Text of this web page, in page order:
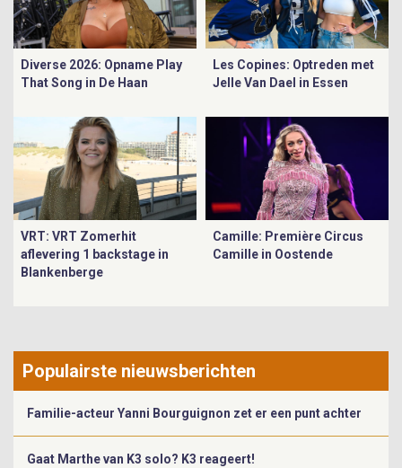
Diverse 2026: Opname Play
That Song in De Haan
Les Copines: Optreden met
Jelle Van Dael in Essen
VRT: VRT Zomerhit
aflevering 1 backstage in
Blankenberge
Camille: Première Circus
Camille in Oostende
Populairste nieuwsberichten
Familie-acteur Yanni Bourguignon zet er een punt achter
Gaat Marthe van K3 solo? K3 reageert!